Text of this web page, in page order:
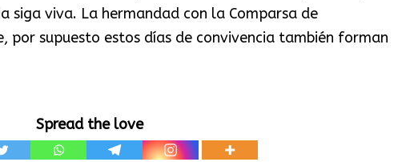
siga viva. La hermandad con la Comparsa de
por supuesto estos días de convivencia también forman
Spread the love